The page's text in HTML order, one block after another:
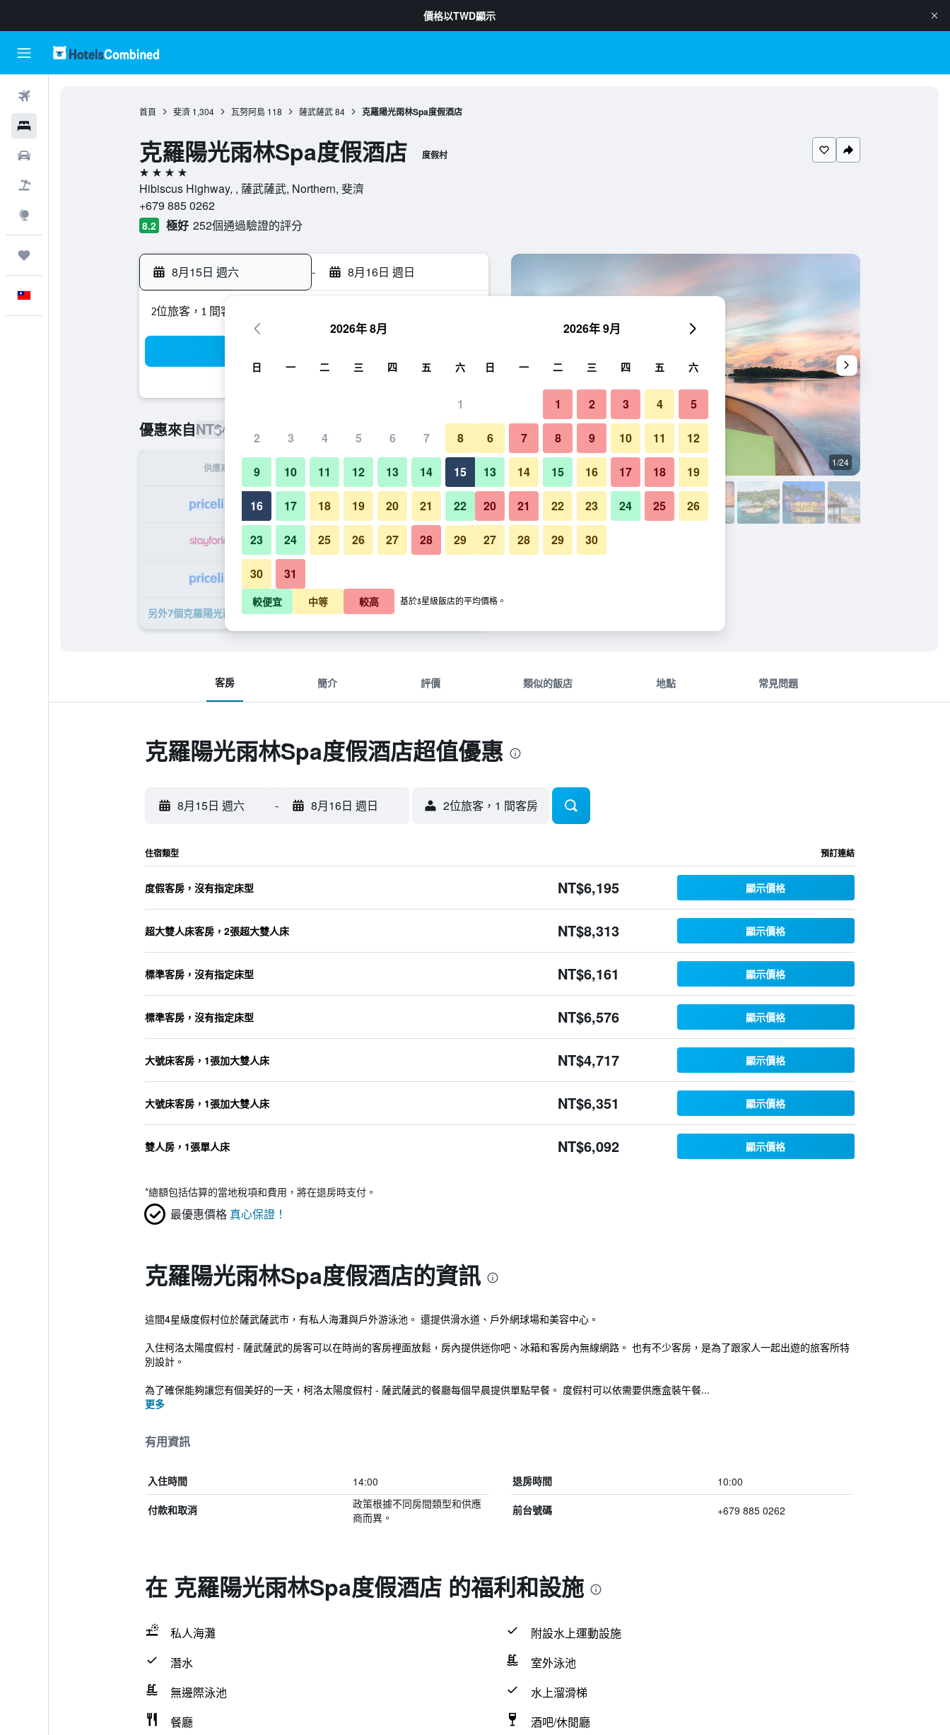
價格以TWD顯示
首頁 斐濟 1,304 瓦努阿島 118 薩武薩武 84 克羅陽光雨林Spa度假酒店
克羅陽光雨林Spa度假酒店 度假村
4星級
Hibiscus Highway, , 薩武薩武, Northern, 斐濟
+679 885 0262
8.2 極好 252個通過驗證的評分
8月15日 週六 - 8月16日 週日
2位旅客，1 間客房
優惠來自NT$4,717
供應商 每晚總額
NT$4,717 查看優惠
NT$6,092 查看優惠
另外7個克羅陽光雨林Spa度假酒店​的優惠
建築 1/24
克羅陽光雨林Spa度假酒店的照片
客房 簡介 評價 類似的飯店 地點 常見問題
克羅陽光雨林Spa度假酒店超值優惠
8月15日 週六 - 8月16日 週日 2位旅客，1 間客房
住宿類型 預訂連結
度假客房，沒有指定床型 NT$6,195 顯示價格
超大雙人床客房，2張超大雙人床 NT$8,313 顯示價格
標準客房，沒有指定床型 NT$6,161 顯示價格
標準客房，沒有指定床型 NT$6,576 顯示價格
大號床客房，1張加大雙人床 NT$4,717 顯示價格
大號床客房，1張加大雙人床 NT$6,351 顯示價格
雙人房，1張單人床 NT$6,092 顯示價格
*總額包括估算的當地稅項和費用，將在退房時支付。
最優惠價格 真心保證！
克羅陽光雨林Spa度假酒店的資訊
這間4星級度假村位於薩武薩武市，有私人海灘與戶外游泳池。 還提供滑水道、戶外網球場和美容中心。
入住柯洛太陽度假村 - 薩武薩武的房客可以在時尚的客房裡面放鬆，房內提供迷你吧、冰箱和客房內無線網路。 也有不少客房，是為了跟家人一起出遊的旅客所特
別設計。
為了確保能夠讓您有個美好的一天，柯洛太陽度假村 - 薩武薩武的餐廳每個早晨提供單點早餐。 度假村可以依需要供應盒裝午餐...
更多
有用資訊
入住時間 14:00 退房時間 10:00
付款和取消
政策根據不同房間類型和供應
商而異。
前台號碼 +679 885 0262
在 克羅陽光雨林Spa度假酒店 的福利和設施
私人海灘
附設水上運動設施
潛水
室外泳池
無邊際泳池
水上溜滑梯
餐廳
酒吧/休閒廳
2026年 8月
日 一 二 三 四 五 六
1
2 3 4 5 6 7 8
9 10 11 12 13 14 15
16 17 18 19 20 21 22
23 24 25 26 27 28 29
30 31
2026年 9月
日 一 二 三 四 五 六
1 2 3 4 5
6 7 8 9 10 11 12
13 14 15 16 17 18 19
20 21 22 23 24 25 26
27 28 29 30
較便宜 中等 較高 基於3星級飯店的平均價格。